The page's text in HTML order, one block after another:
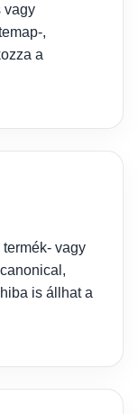
vagy
,
a
vagy
is állhat a